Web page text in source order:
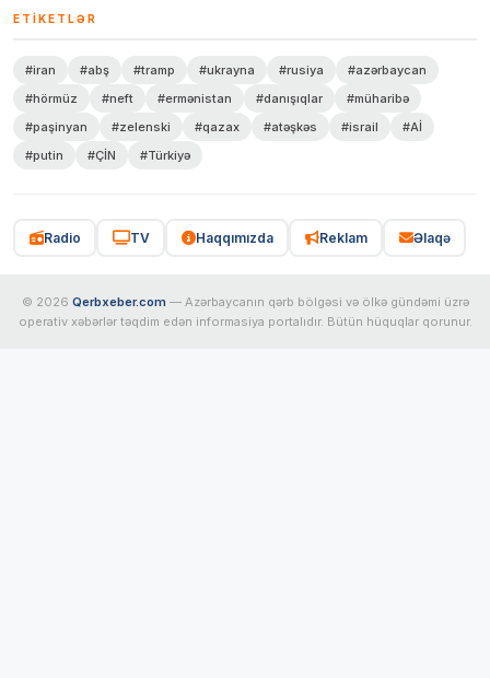
ETIKETLƏR
#iran #abş #tramp #ukrayna #rusiya
#azərbaycan
#hörmüz
#neft #ermənistan #danışıqlar
#müharibə
#paşinyan
#zelenski #qazax #atəşkəs #israil
#Aİ
#putin
#ÇİN #Türkiyə
Radio TV Haqqımızda Reklam Əlaqə
© 2026 Qerbxeber.com — Azərbaycanın qərb bölgəsi və ölkə gündəmi üzrə
operativ xəbərlər təqdim edən informasiya portalıdır. Bütün hüquqlar qorunur.